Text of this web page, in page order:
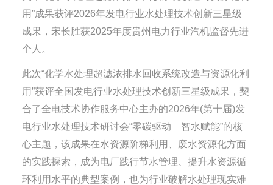
用”成果获评2026年发电行业水处理技术创新三星级
成果，宋长胜获2025年度贵州电力行业汽机监督先进
个人。
此次“化学水处理超滤浓排水回收系统改造与资源化利
用”获评全国发电行业水处理技术创新三星级成果，契
合了全电技术协作服务中心主办的2026年(第十届)发
电行业水处理技术研讨会“零碳驱动 智水赋能”的核
心主题，该成果在水资源阶梯利用、废水资源化方面
的实践探索，成为电厂践行节水管理、提升水资源循
环利用水平的典型案例，也为行业破解水处理现实难